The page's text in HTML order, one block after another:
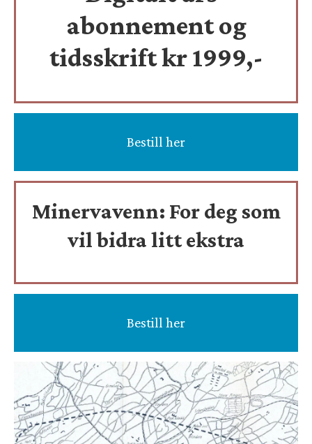
abonnement og
tidsskriftkr 1999,-
Bestill her
Minervavenn: For deg som
vil bidra litt ekstra
Bestill her